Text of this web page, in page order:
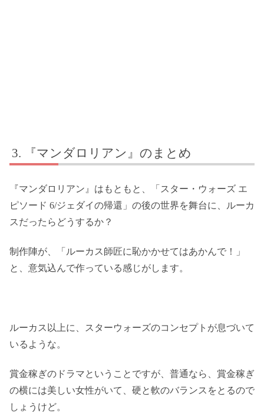
『マンダロリアン』のまとめ
『マンダロリアン』はもともと、「スター・ウォーズ エ
ピソード 6/ジェダイの帰還」の後の世界を舞台に、ルーカ
スだったらどうするか？
制作陣が、「ルーカス師匠に恥かかせてはあかんで！」
と、意気込んで作っている感じがします。
ルーカス以上に、スターウォーズのコンセプトが息づいて
いるような。
賞金稼ぎのドラマということですが、普通なら、賞金稼ぎ
の横には美しい女性がいて、硬と軟のバランスをとるので
しょうけど。